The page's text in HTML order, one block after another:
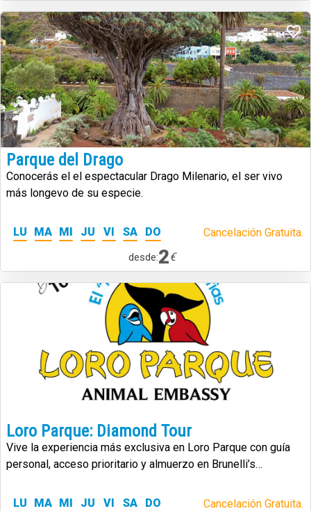
Parque del Drago
Conocerás el el espectacular Drago Milenario, el ser vivo
más longevo de su especie.
LU MA MI JU VI SA DO Cancelación Gratuita.
desde:2€
Loro Parque: Diamond Tour
Vive la experiencia más exclusiva en Loro Parque con guía
personal, acceso prioritario y almuerzo en Brunelli’s
LU
MA MI JU VI SA DO Cancelación Gratuita.